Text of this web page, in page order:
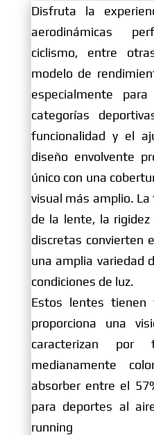
Disfruta la
aerodinámicas
ciclismo, entre
modelo de
especialmente
categorías
funcionalidad y el
diseño envolvente
único con una
visual más amplio.
de la lente, la rigidez
discretas convierten
una amplia variedad
condiciones de luz.
Estos lentes
proporciona una
caracterizan por
medianamente
absorber entre el
para deportes al
running